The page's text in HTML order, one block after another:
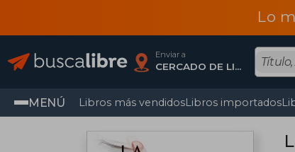
Lo
Enviar a
CERCADO DE LIMA, Lima
MENÚ Libros más vendidosLibros importados